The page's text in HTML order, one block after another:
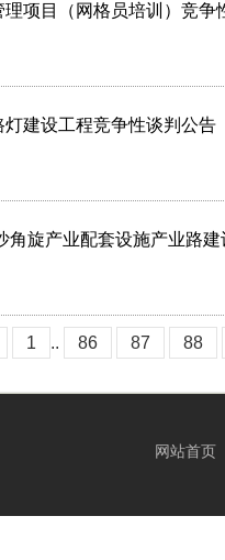
项目（网格员培训）竞争
建设工程竞争性谈判公告
角旋产业配套设施产业路
1 .. 86 87 88
网站首页